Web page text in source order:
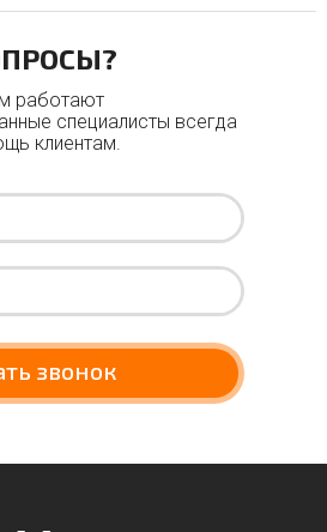
работают
специалисты всегда
клиентам.
звонок